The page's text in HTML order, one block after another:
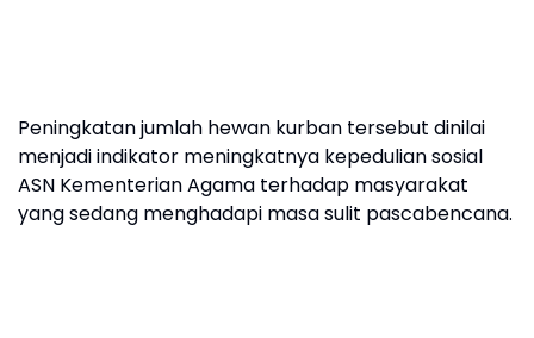
Peningkatan jumlah hewan kurban tersebut dinilai
menjadi indikator meningkatnya kepedulian sosial
ASN Kementerian Agama terhadap masyarakat
yang sedang menghadapi masa sulit pascabencana.